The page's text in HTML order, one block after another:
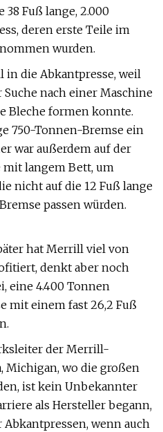
Fuß lange, 2.000
deren erste Teile im
wurden.
die Abkantpresse, weil
nach einer Maschine
Bleche formen konnte.
750-Tonnen-Bremse ein
war außerdem auf der
mit langem Bett, um
nicht auf die 12 Fuß lange
passen würden.
hat Merrill viel von
denkt aber noch
eine 4.400 Tonnen
mit einem fast 26,2 Fuß
der Merrill-
Michigan, wo die großen
ist kein Unbekannter
als Hersteller begann,
wenn auch